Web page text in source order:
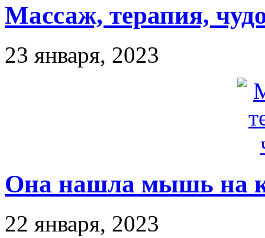
Массаж, терапия,
23 января, 2023
Она нашла мышь на
22 января, 2023